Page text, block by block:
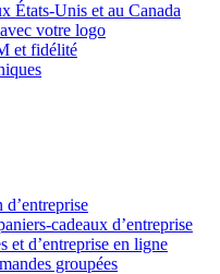
États-Unis et au Canada
votre logo
et fidélité
cadeaux d’entreprise
et d’entreprise en ligne
groupées